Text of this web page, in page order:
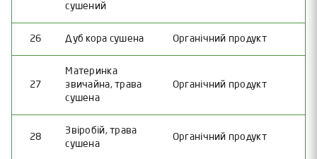
сушений
26 Дуб кора сушена Органічний продукт
27
Материнка
звичайна, трава
сушена
Органічний продукт
28
Звіробій, трава
сушена
Органічний продукт